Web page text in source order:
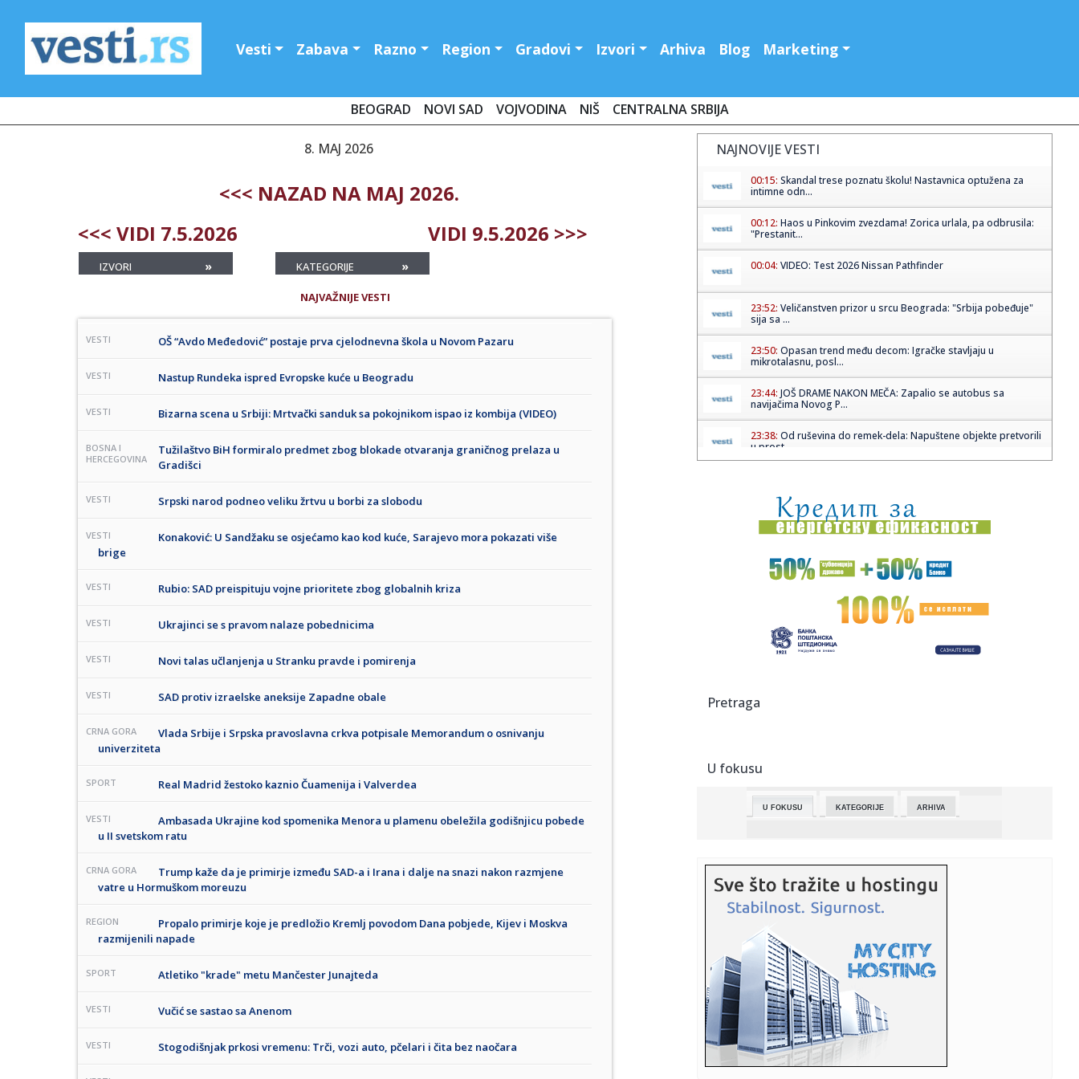
Vesti Zabava Razno Region Gradovi Izvori Arhiva Blog Marketing
BEOGRAD NOVI SAD VOJVODINA NIŠ CENTRALNA SRBIJA
8. MAJ 2026
<<< NAZAD NA MAJ 2026.
<<< VIDI 7.5.2026
VIDI 9.5.2026 >>>
IZVORI » KATEGORIJE »
NAJVAŽNIJE VESTI
VESTI OŠ “Avdo Međedović” postaje prva cjelodnevna škola u Novom Pazaru
VESTI Nastup Rundeka ispred Evropske kuće u Beogradu
VESTI Bizarna scena u Srbiji: Mrtvački sanduk sa pokojnikom ispao iz kombija (VIDEO)
BOSNA I
HERCEGOVINA
Tužilaštvo BiH formiralo predmet zbog blokade otvaranja graničnog prelaza u
Gradišci
VESTI Srpski narod podneo veliku žrtvu u borbi za slobodu
VESTI
Konaković: U Sandžaku se osjećamo kao kod kuće, Sarajevo mora pokazati više
brige
VESTI Rubio: SAD preispituju vojne prioritete zbog globalnih kriza
VESTI Ukrajinci se s pravom nalaze pobednicima
VESTI Novi talas učlanjenja u Stranku pravde i pomirenja
VESTI SAD protiv izraelske aneksije Zapadne obale
CRNA GORA
Vlada Srbije i Srpska pravoslavna crkva potpisale Memorandum o osnivanju
univerziteta
SPORT Real Madrid žestoko kaznio Čuamenija i Valverdea
VESTI
Ambasada Ukrajine kod spomenika Menora u plamenu obeležila godišnjicu pobede
u II svetskom ratu
CRNA GORA
Trump kaže da je primirje između SAD-a i Irana i dalje na snazi nakon razmjene
vatre u Hormuškom moreuzu
REGION
Propalo primirje koje je predložio Kremlj povodom Dana pobjede, Kijev i Moskva
razmijenili napade
SPORT Atletiko "krade" metu Mančester Junajteda
VESTI Vučić se sastao sa Anenom
VESTI Stogodišnjak prkosi vremenu: Trči, vozi auto, pčelari i čita bez naočara
NAJNOVIJE VESTI
00:15: Skandal trese poznatu školu! Nastavnica optužena za
intimne odn...
00:12: Haos u Pinkovim zvezdama! Zorica urlala, pa odbrusila:
"Prestanit...
00:04: VIDEO: Test 2026 Nissan Pathfinder
23:52: Veličanstven prizor u srcu Beograda: "Srbija pobeđuje"
sija sa ...
23:50: Opasan trend među decom: Igračke stavljaju u
mikrotalasnu, posl...
23:44: JOŠ DRAME NAKON MEČA: Zapalio se autobus sa
navijačima Novog P...
23:38: Od ruševina do remek-dela: Napuštene objekte pretvorili
u prost...
23:24:Katarski tanker se zaputio ka Ormuskom moreuzu
23:23:STRAŠNE VESTI: Nestao sin Željka Pantića!
Drama u Ugrinovcima: Mislio da je olovka, a onda mu je
23:16:Obeležen Dan pobede nad fašizmom
po veli...
23:09:
23:04:
SPEKTAKULARAN PREOKRET: Dragan Šakota poražen u
22:56:Lamborghini Fenomeno Roadster
22:51:Novi Pazar golom u nadoknadi vremena pobijedio Crvenu
zvezdu
22:51:Putin izneo nove tvrdnje: Ukrajina nije želela razmenu
vojnika!
22:48:AEK šokantno ostao bez trofej! Ritas senzacionalnim
preokretom o...
Pretraga
U fokusu
U FOKUSU KATEGORIJE ARHIVA